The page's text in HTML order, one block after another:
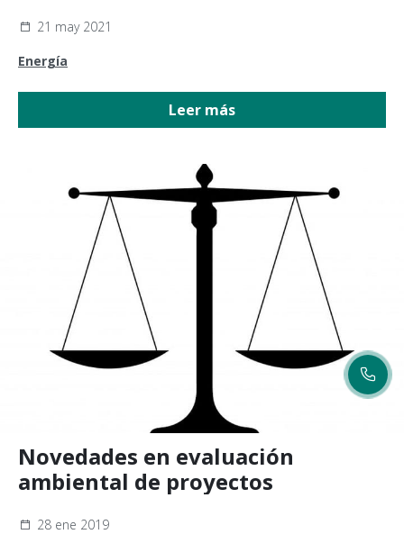
21 may 2021
Energía
Leer más
Novedades en evaluación
ambiental de proyectos
28 ene 2019